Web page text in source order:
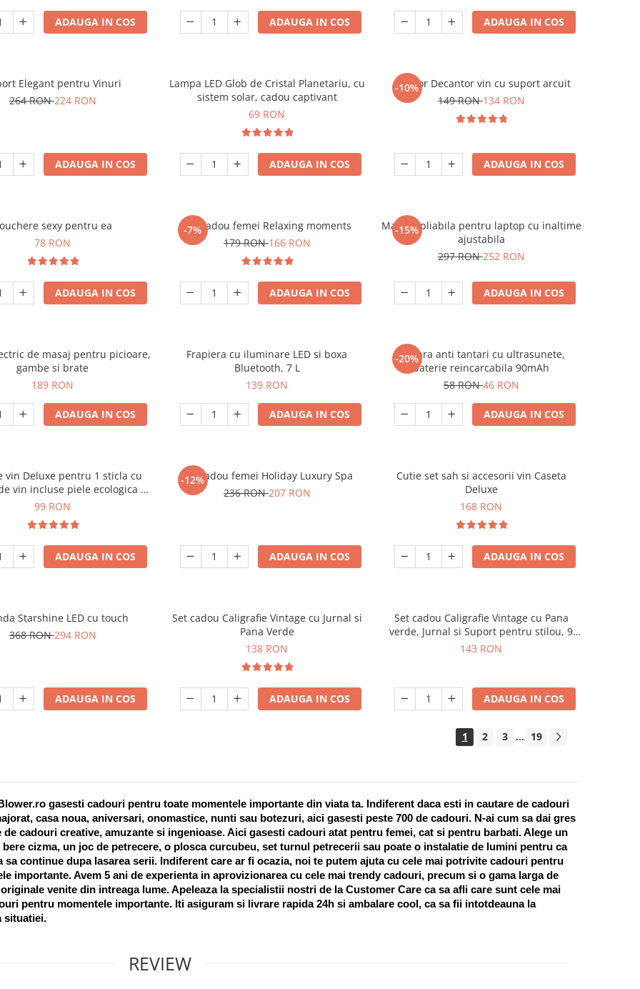
ADAUGA IN COS ADAUGA IN COS ADAUGA IN COS
Elegant pentru Vinuri
264 RON224 RON
ADAUGA IN COS
Lampa LED Glob de Cristal Planetariu, cu
sistem solar, cadou captivant
69 RON
ADAUGA IN COS
-10%
Aerator Decantor vin cu suport arcuit
149 RON134 RON
ADAUGA IN COS
sexy pentru ea
78 RON
ADAUGA IN COS
-7%
Set cadou femei Relaxing moments
179 RON166 RON
ADAUGA IN COS
-15%
Masuta pliabila pentru laptop cu inaltime
ajustabila
297 RON252 RON
ADAUGA IN COS
de masaj pentru picioare,
gambe si brate
189 RON
ADAUGA IN COS
Frapiera cu iluminare LED si boxa
Bluetooth, 7 L
139 RON
ADAUGA IN COS
-20%
Bratara anti tantari cu ultrasunete,
baterie reincarcabila 90mAh
58 RON46 RON
ADAUGA IN COS
vin Deluxe pentru 1 sticla cu
vin incluse piele ecologica de
crocodil
99 RON
ADAUGA IN COS
-12%
Set cadou femei Holiday Luxury Spa
236 RON207 RON
ADAUGA IN COS
Cutie set sah si accesorii vin Caseta
Deluxe
168 RON
ADAUGA IN COS
Starshine LED cu touch
368 RON294 RON
ADAUGA IN COS
Set cadou Caligrafie Vintage cu Jurnal si
Pana Verde
138 RON
ADAUGA IN COS
Set cadou Caligrafie Vintage cu Pana
verde, Jurnal si Suport pentru stilou, 9
piese
143 RON
ADAUGA IN COS
1 2 3 ... 19
gasesti cadouri pentru toate momentele importante din viata ta. Indiferent daca esti in cautare de cadouri
casa noua, aniversari, onomastice, nunti sau botezuri, aici gasesti peste 700 de cadouri. N-ai cum sa dai gres
de cadouri creative, amuzante si ingenioase. Aici gasesti cadouri atat pentru femei, cat si pentru barbati. Alege un
bere cizma, un joc de petrecere, o plosca curcubeu, set turnul petrecerii sau poate o instalatie de lumini pentru ca
sa continue dupa lasarea serii. Indiferent care ar fi ocazia, noi te putem ajuta cu cele mai potrivite cadouri pentru
importante. Avem 5 ani de experienta in aprovizionarea cu cele mai trendy cadouri, precum si o gama larga de
venite din intreaga lume. Apeleaza la specialistii nostri de la Customer Care ca sa afli care sunt cele mai
pentru momentele importante. Iti asiguram si livrare rapida 24h si ambalare cool, ca sa fii intotdeauna la
situatiei.
REVIEW